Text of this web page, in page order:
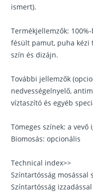
ismert).
Termékjellemzők:
fésült pamut, puha
szín és dizájn.
További jellemzők
nedvességelnyelő,
víztaszító és egyéb
Tömeges színek: a vevő
Biomosás: opcionális
Technical index>>
Színtartósság mosással
Színtartósság